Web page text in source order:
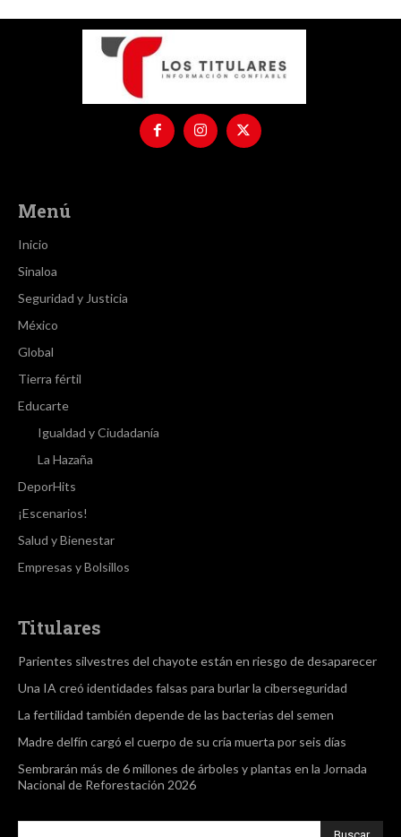
Menú
Inicio
Sinaloa
Seguridad y Justicia
México
Global
Tierra fértil
Educarte
Igualdad y Ciudadanía
La Hazaña
DeporHits
¡Escenarios!
Salud y Bienestar
Empresas y Bolsillos
Titulares
Parientes silvestres del chayote están en riesgo de desaparecer
Una IA creó identidades falsas para burlar la ciberseguridad
La fertilidad también depende de las bacterias del semen
Madre delfín cargó el cuerpo de su cría muerta por seis días
Sembrarán más de 6 millones de árboles y plantas en la Jornada
Nacional de Reforestación 2026